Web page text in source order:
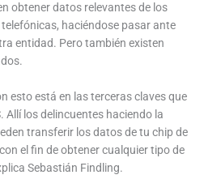
obtener datos relevantes de los
haciéndose pasar ante
entidad. Pero también existen
esto está en las terceras claves que
Allí los delincuentes haciendo la
transferir los datos de tu chip de
el fin de obtener cualquier tipo de
Sebastián Findling.